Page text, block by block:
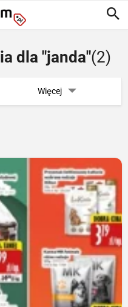
dla "janda"(2)
Więcej